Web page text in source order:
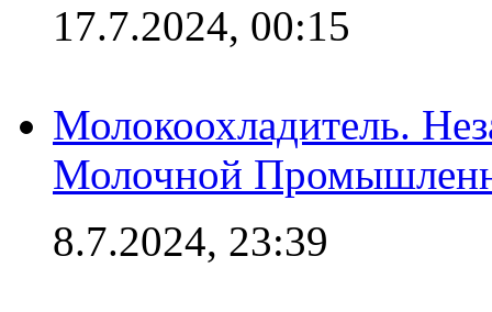
17.7.2024, 00:15
Молокоохладитель.
Молочной
8.7.2024, 23:39